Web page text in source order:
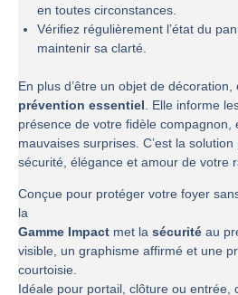
en toutes circonstances.
Vérifiez régulièrement l’état du
maintenir sa clarté.
En plus d’être un objet de
prévention essentiel. Elle informe
présence de votre fidèle compagnon,
mauvaises surprises. C’est la
sécurité, élégance et amour de votre
Conçue pour protéger votre foyer
la
Gamme Impact met la sécurité au
visible, un graphisme affirmé et une
courtoisie.
Idéale pour portail, clôture ou entrée,